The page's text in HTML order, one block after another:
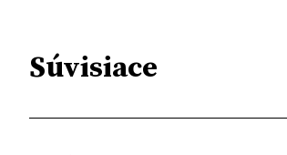
Súvisiace